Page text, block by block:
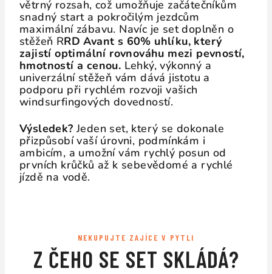
větrný rozsah, což umožňuje začátečníkům
snadný start a pokročilým jezdcům
maximální zábavu. Navíc je set doplněn o
stěžeň RRD Avant s 60% uhlíku, který
zajistí optimální rovnováhu mezi pevností,
hmotností a cenou. Lehký, výkonný a
univerzální stěžeň vám dává jistotu a
podporu při rychlém rozvoji vašich
windsurfingových dovedností.
Výsledek? Jeden set, který se dokonale
přizpůsobí vaší úrovni, podmínkám i
ambicím, a umožní vám rychlý posun od
prvních krůčků až k sebevědomé a rychlé
jízdě na vodě.
NEKUPUJTE ZAJÍCE V PYTLI
Z ČEHO SE SET SKLÁDÁ?